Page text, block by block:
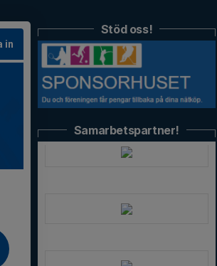
in
Stöd oss!
Samarbetspartner!